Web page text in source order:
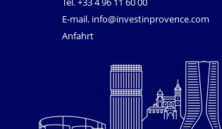
E-mail. info@investinprovence.com
Anfahrt